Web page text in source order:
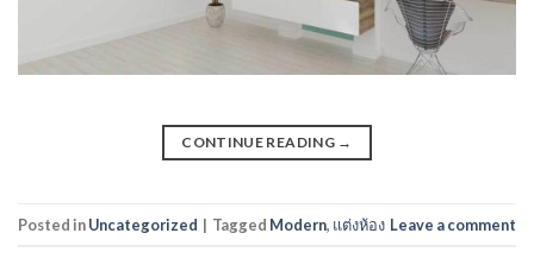
CONTINUE READING →
Posted inUncategorized | Tagged Modern, แต่งห้อง Leave a comment